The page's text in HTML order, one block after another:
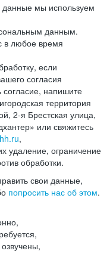
данные мы используем
данным.
в любое время
если
согласия
согласие, напишите
территория
2-я Брестская улица,
или свяжитесь
,
удаление, ограничение
обработки.
свои данные,
попросить нас об этом.